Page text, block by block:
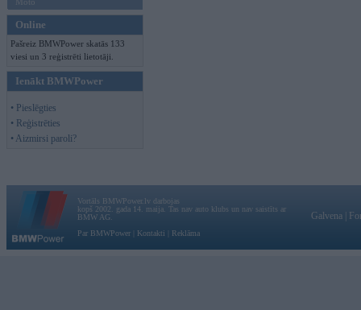
Online
Pašreiz BMWPower skatās 133
viesi un 3 reģistrēti lietotāji.
Ienākt BMWPower
• Pieslēgties
• Reģistrēties
• Aizmirsi paroli?
Vortāls BMWPower.lv darbojas
kopš 2002. gada 14. maija. Tas nav auto klubs un nav saistīts ar
BMW AG.
Par BMWPower
Kontakti Reklāma
Galvena